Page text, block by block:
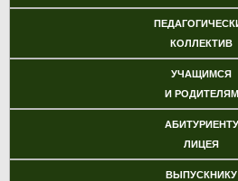
КОЛЛЕКТИВ
УЧАЩИМСЯ
И РОДИТЕЛЯМ
АБИТУРИЕНТУ
ЛИЦЕЯ
ВЫПУСКНИКУ